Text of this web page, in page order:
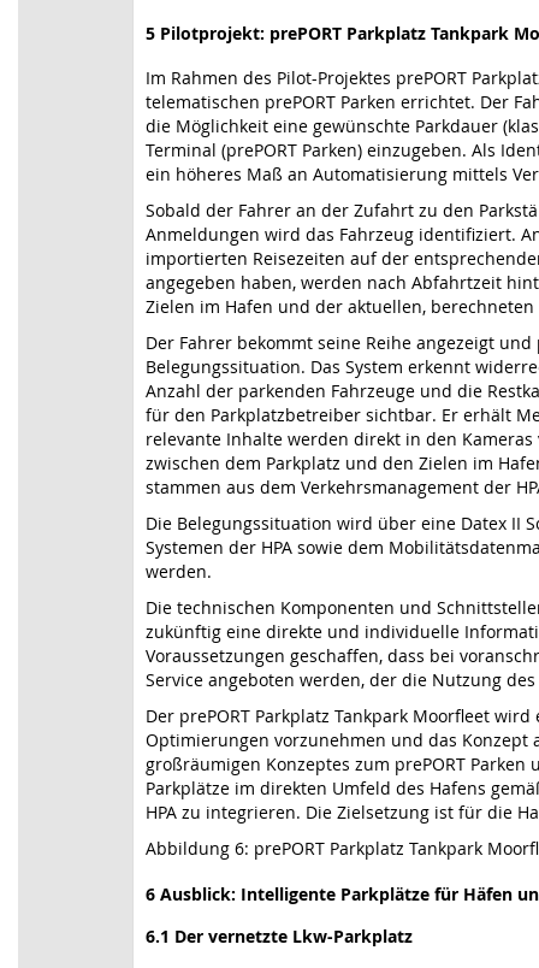
5 Pilotprojekt: prePORT Parkplatz Tankpark
Im Rahmen des Pilot-Projektes prePORT
telematischen prePORT Parken errichtet. Der
die Möglichkeit eine gewünschte Parkdauer
Terminal (prePORT Parken) einzugeben. Als
ein höheres Maß an Automatisierung mittels
Sobald der Fahrer an der Zufahrt zu den
Anmeldungen wird das Fahrzeug identifiziert.
importierten Reisezeiten auf der
angegeben haben, werden nach Abfahrtzeit
Zielen im Hafen und der aktuellen,
Der Fahrer bekommt seine Reihe angezeigt
Belegungssituation. Das System erkennt
Anzahl der parkenden Fahrzeuge und die
für den Parkplatzbetreiber sichtbar. Er erhält
relevante Inhalte werden direkt in den
zwischen dem Parkplatz und den Zielen im
stammen aus dem Verkehrsmanagement der
Die Belegungssituation wird über eine Datex II
Systemen der HPA sowie dem
werden.
Die technischen Komponenten und
zukünftig eine direkte und individuelle
Voraussetzungen geschaffen, dass bei
Service angeboten werden, der die Nutzung
Der prePORT Parkplatz Tankpark Moorfleet
Optimierungen vorzunehmen und das
großräumigen Konzeptes zum prePORT
Parkplätze im direkten Umfeld des Hafens
HPA zu integrieren. Die Zielsetzung ist für die
Abbildung 6: prePORT Parkplatz Tankpark
6 Ausblick: Intelligente Parkplätze für Häfen
6.1 Der vernetzte Lkw-Parkplatz